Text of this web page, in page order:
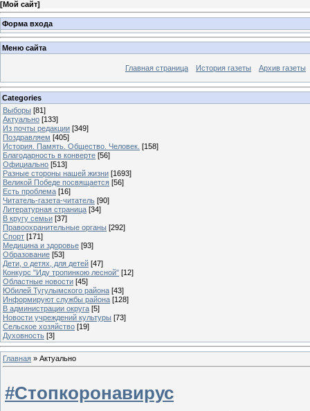
[Мой сайт]
Форма входа
Меню сайта
Главная страница История газеты Архив газеты
Categories
Выборы [81]
Актуально [133]
Из почты редакции [349]
Поздравляем [405]
История. Память. Общество. Человек. [158]
Благодарность в конверте [56]
Официально [513]
Разные стороны нашей жизни [1693]
Великой Победе посвящается [56]
Есть проблема [16]
Читатель-газета-читатель [90]
Литературная страница [34]
В кругу семьи [37]
Правоохранительные органы [292]
Спорт [171]
Медицина и здоровье [93]
Образование [53]
Дети, о детях, для детей [47]
Конкурс "Иду тропинкою лесной" [12]
Областные новости [45]
Юбилей Тугулымского района [43]
Информируют службы района [128]
В администрации округа [5]
Новости учреждений культуры [73]
Сельское хозяйство [19]
Духовность [3]
Главная » Актуально
#Стопкоронавирус